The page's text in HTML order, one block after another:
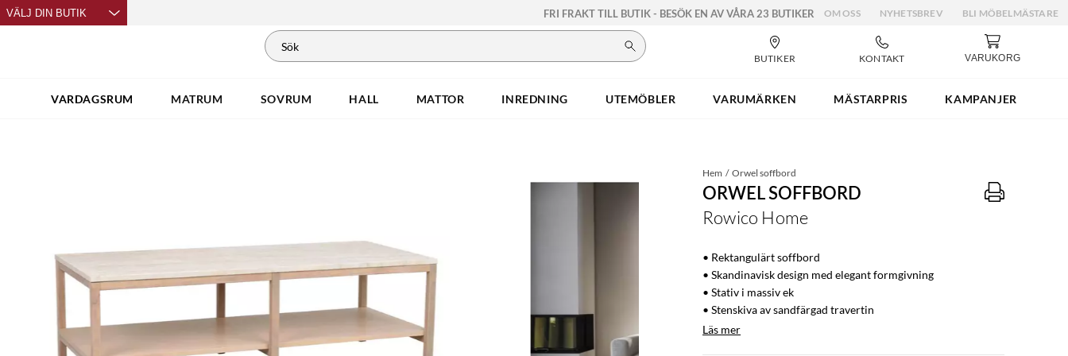
VÄLJ DIN BUTIK FRI FRAKT TILL BUTIK - BESÖK EN AV VÅRA 23 BUTIKER OM OSS NYHETSBREV BLI MÖBELMÄSTARE
BUTIKER KONTAKT VARUKORG
VARDAGSRUM MATRUM SOVRUM HALL MATTOR INREDNING UTEMÖBLER VARUMÄRKEN MÄSTARPRIS KAMPANJER
Hem Orwel soffbord
ORWEL SOFFBORD
Rowico Home
• Rektangulärt soffbord
• Skandinavisk design med elegant formgivning
• Stativ i massiv ek
• Stenskiva av sandfärgad travertin
Läs mer